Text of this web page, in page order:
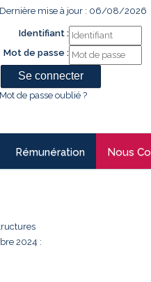
Dernière mise à jour : 06/08/2026
Identifiant :
Mot de passe :
Mot de passe oublié ?
Rémunération Nous
2024 :